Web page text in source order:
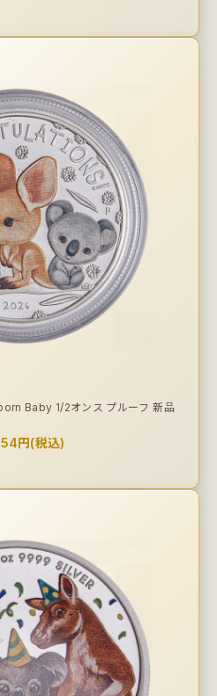
Baby 1/2オンス プルーフ 新品
円(税込)